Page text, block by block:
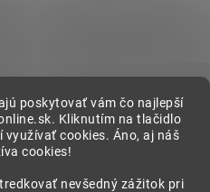
poskytovať vám čo najlepší
Kliknutím na tlačidlo
cookies. Áno, aj náš
cookies!
nevšedný zážitok pri